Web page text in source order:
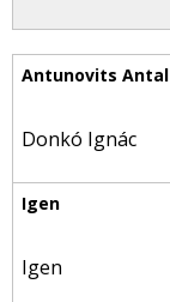
Donkó Ignác
Igen